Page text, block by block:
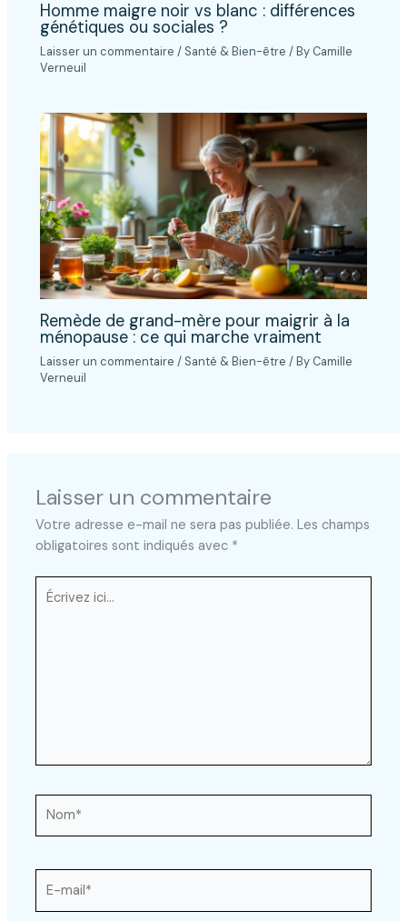
Homme maigre noir vs blanc : différences
génétiques ou sociales ?
Laisser un commentaire / Santé & Bien-être / By Camille
Verneuil
Remède de grand-mère pour maigrir à la
ménopause : ce qui marche vraiment
Laisser un commentaire / Santé & Bien-être / By Camille
Verneuil
Laisser un commentaire
Votre adresse e-mail ne sera pas publiée. Les champs
obligatoires sont indiqués avec *
Écrivez
ici…
mail*